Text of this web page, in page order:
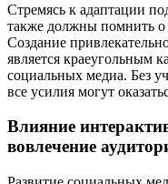
Стремясь к адаптации
также должны помнить о
Создание
является краеугольным
социальных медиа. Без
все усилия могут
Влияние
вовлечение